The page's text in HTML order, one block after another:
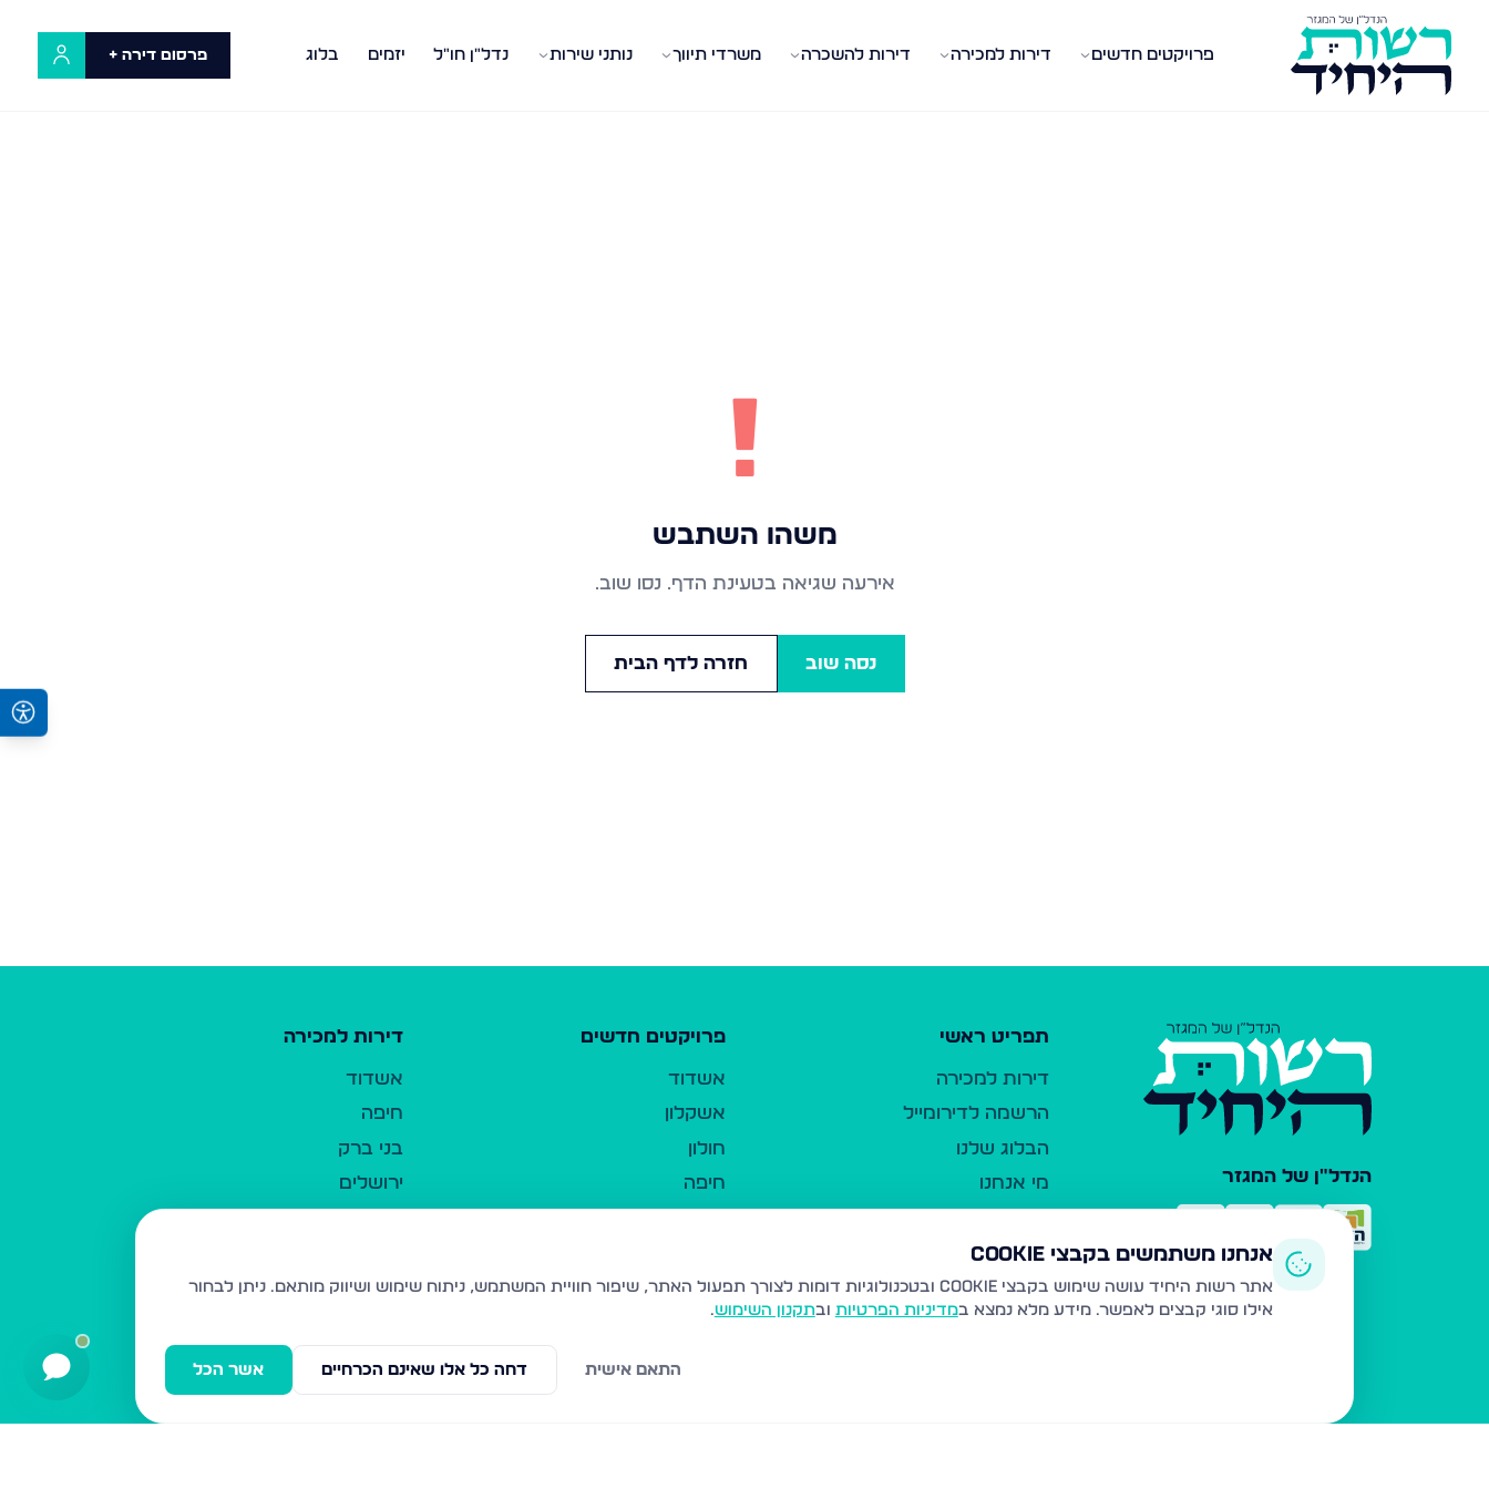
פרויקטים חדשים דירות למכירה דירות להשכרה משרדי תיווך נותני שירות נדל"ן חו"ל יזמים בלוג פרסום דירה +
!
משהו השתבש
אירעה שגיאה בטעינת הדף. נסו שוב.
נסה שוב חזרה לדף הבית
הנדל"ן של המגזר
תפריט ראשי
דירות למכירה
הרשמה לדירומייל
הבלוג שלנו
מי אנחנו
כלי עזר
פרסום ברשות היחיד
משרדי תיווך
פרויקטים חדשים
אשדוד
אשקלון
חולון
חיפה
נהריה
עמנואל
דירות למכירה
אשדוד
חיפה
בני ברק
ירושלים
בית שמש
ביתר עילית
אנחנו משתמשים בקבצי Cookie
אתר רשות היחיד עושה שימוש בקבצי Cookie ובטכנולוגיות דומות לצורך תפעול האתר, שיפור חוויית המשתמש, ניתוח שימוש ושיווק מותאם.
ניתן לבחור
אילו סוגי קבצים לאפשר. מידע מלא נמצא במדיניות הפרטיות ובתקנון השימוש.
אשר הכל דחה כל אלו שאינם הכרחיים התאם אישית